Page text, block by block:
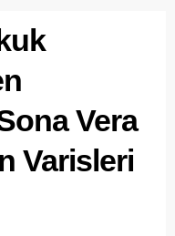
Vera
Varisleri